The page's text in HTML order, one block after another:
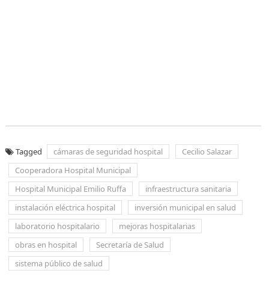
Tagged cámaras de seguridad hospital
Cecilio Salazar
Cooperadora Hospital Municipal
Hospital Municipal Emilio Ruffa
infraestructura sanitaria
instalación eléctrica hospital
inversión municipal en salud
laboratorio hospitalario
mejoras hospitalarias
obras en hospital
Secretaría de Salud
sistema público de salud